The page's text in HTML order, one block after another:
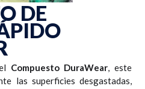
DE
Compuesto DuraWear, este
las superficies desgastadas,